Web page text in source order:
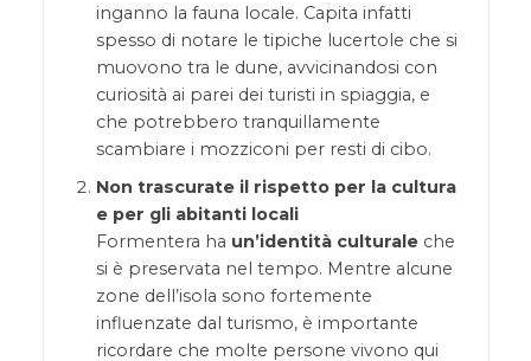
inganno la fauna locale. Capita infatti
spesso di notare le tipiche lucertole che si
muovono tra le dune, avvicinandosi con
curiosità ai parei dei turisti in spiaggia, e
che potrebbero tranquillamente
scambiare i mozziconi per resti di cibo.
Non trascurate il rispetto per la cultura
e per gli abitanti locali
Formentera ha un’identità culturaleche
si è preservata nel tempo. Mentre alcune
zone dell’isola sono fortemente
influenzate dal turismo, è importante
ricordare che molte persone vivono qui